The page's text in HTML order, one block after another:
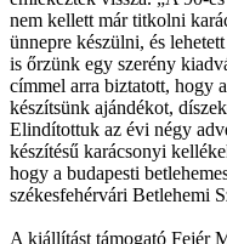
nem kellett már titkolni
ünnepre készülni, és
is őrzünk egy szerény
címmel arra biztatott, hogy
készítsünk ajándékot,
Elindítottuk az évi négy
készítésű karácsonyi
hogy a budapesti
székesfehérvári Betlehemi
A kiállítást támogató Fejér